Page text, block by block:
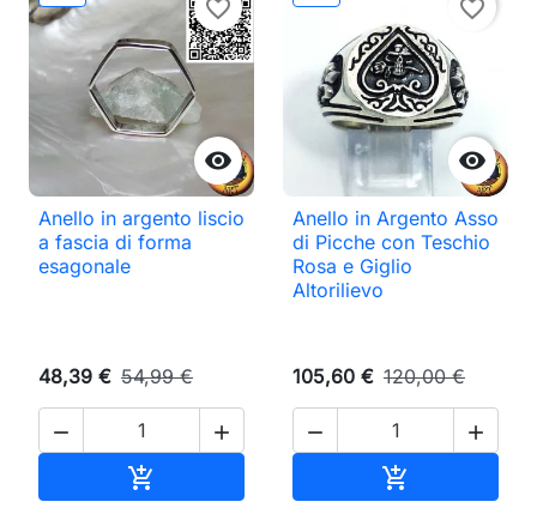

favorite_border
Anello in argento liscio
a fascia di forma
esagonale
48,39 € 54,99 €
 


favorite_border
Anello in Argento Asso
di Picche con Teschio
Rosa e Giglio
Altorilievo
105,60 € 120,00 €
 
